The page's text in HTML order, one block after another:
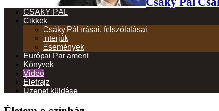
CSÁKY PÁL
Cikkek
Csáky Pál írásai, felszólalásai
Interjúk
Események
Európai Parlament
Könyvek
Videó
Életrajz
Üzenet küldése